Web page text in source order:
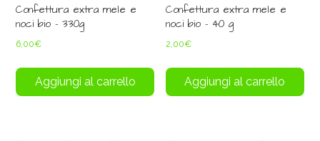
Confettura extra mele e
noci bio – 330g
6,00€
Aggiungi al carrello
Confettura extra mele e
noci bio – 40 g
2,00€
Aggiungi al carrello